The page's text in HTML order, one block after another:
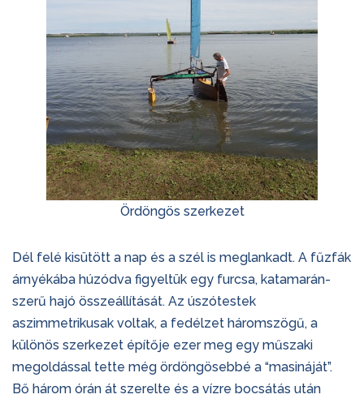
Ördöngös szerkezet
Dél felé kisütött a nap és a szél is meglankadt. A fűzfák
árnyékába húzódva figyeltük egy furcsa, katamarán-
szerű hajó összeállítását. Az úszótestek
aszimmetrikusak voltak, a fedélzet háromszögű, a
különös szerkezet építője ezer meg egy műszaki
megoldással tette még ördöngösebbé a “masináját”.
Bő három órán át szerelte és a vízre bocsátás után